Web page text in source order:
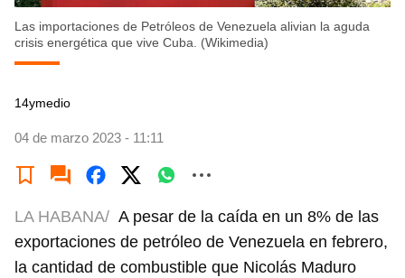
Las importaciones de Petróleos de Venezuela alivian la aguda
crisis energética que vive Cuba. (Wikimedia)
14ymedio
04 de marzo 2023 - 11:11
LA HABANA/ A pesar de la caída en un 8% de las
exportaciones de petróleo de Venezuela en febrero,
la cantidad de combustible que Nicolás Maduro